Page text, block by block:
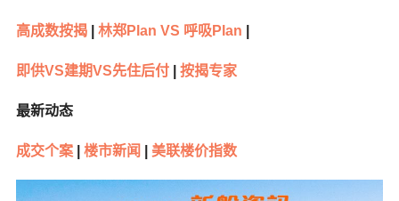
高成数按揭| 林郑Plan VS 呼吸Plan
即供VS建期VS先住后付 按揭专家
最新动态
成交个案 楼市新闻 美联楼价指数